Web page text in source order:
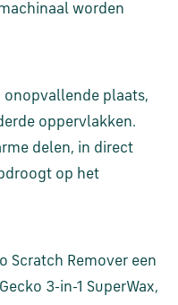
worden
onopvallende plaats,
oppervlakken.
delen, in direct
op het
Scratch Remover een
3-in-1 SuperWax,